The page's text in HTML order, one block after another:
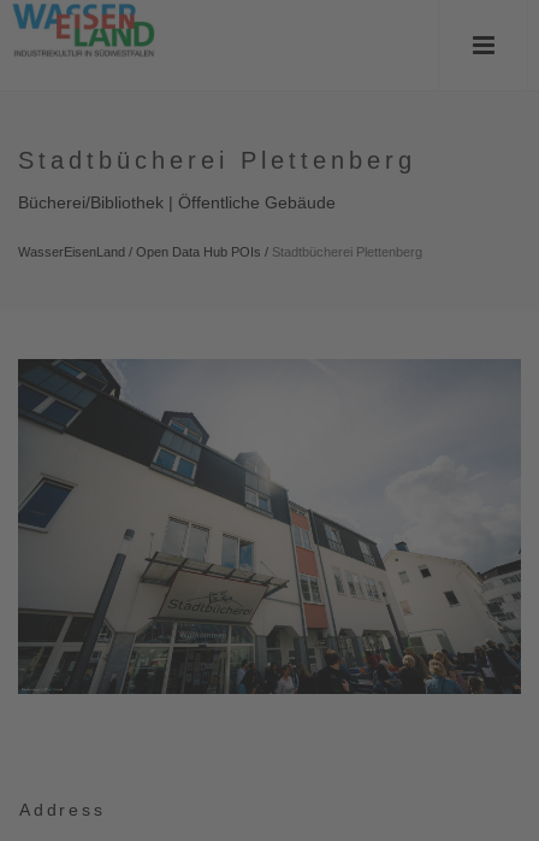
Stadtbücherei Plettenberg
Bücherei/Bibliothek | Öffentliche Gebäude
WasserEisenLand / Open Data Hub POIs / Stadtbücherei Plettenberg
Address